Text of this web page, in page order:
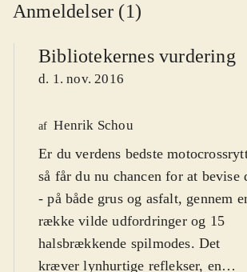
Anmeldelser (1)
Bibliotekernes vurdering
d. 1. nov. 2016
af Henrik Schou
Er du verdens bedste
så får du nu chancen for at bevise
- på både grus og asfalt, gennem
række vilde udfordringer og 15
halsbrækkende spilmodes. Det
kræver lynhurtige reflekser, en